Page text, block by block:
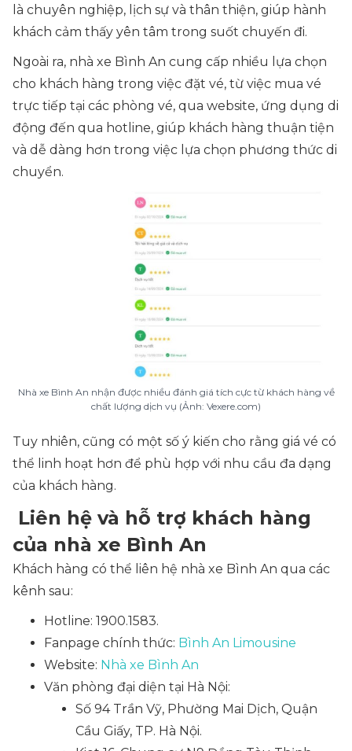
là chuyên nghiệp, lịch sự và thân thiện, giúp hành
khách cảm thấy yên tâm trong suốt chuyến đi.
Ngoài ra, nhà xe Bình An cung cấp nhiều lựa chọn
cho khách hàng trong việc đặt vé, từ việc mua vé
trực tiếp tại các phòng vé, qua website, ứng dụng di
động đến qua hotline, giúp khách hàng thuận tiện
và dễ dàng hơn trong việc lựa chọn phương thức di
chuyển.
Nhà xe Bình An nhận được nhiều đánh giá tích cực từ khách hàng về
chất lượng dịch vụ (Ảnh: Vexere.com)
Tuy nhiên, cũng có một số ý kiến cho rằng giá vé có
thể linh hoạt hơn để phù hợp với nhu cầu đa dạng
của khách hàng.
Liên hệ và hỗ trợ khách hàng
của nhà xe Bình An
Khách hàng có thể liên hệ nhà xe Bình An qua các
kênh sau:
Hotline: 1900.1583.
Fanpage chính thức: Bình An Limousine
Website: Nhà xe Bình An
Văn phòng đại diện tại Hà Nội:
Số 94 Trần Vỹ, Phường Mai Dịch, Quận
Cầu Giấy, TP. Hà Nội.